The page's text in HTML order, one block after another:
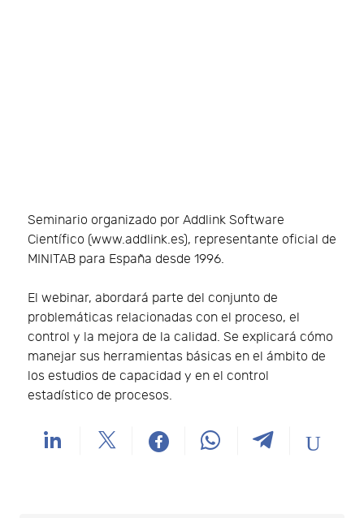
Seminario organizado por Addlink Software
Científico (www.addlink.es), representante oficial de
MINITAB para España desde 1996.
El webinar, abordará parte del conjunto de
problemáticas relacionadas con el proceso, el
control y la mejora de la calidad. Se explicará cómo
manejar sus herramientas básicas en el ámbito de
los estudios de capacidad y en el control
estadístico de procesos.